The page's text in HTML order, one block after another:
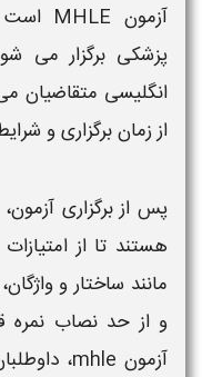
آزمون MHLE
پزشکی برگزار می‌
انگلیسی متقاضیان می‌
اززمانبرگزاری و
پس از برگزاریآزمون
هستند تا از
مانند ساختار و
و از حد نصاب نمره
آزمون mhle
،